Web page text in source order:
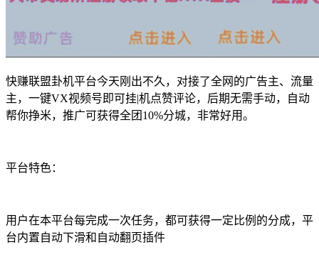
快赚联盟卦机平台今天刚出不久，对接了全网的广告主、流量
主，一键VX视频号即可挂|机点赞评论，后期无需手动，自动
帮你挣米，推广可获得全团10%分城，非常好用。
平台特色：
用户在本平台每完成一次任务，都可获得一定比例的分成，平
台内置自动下滑和自动翻页插件